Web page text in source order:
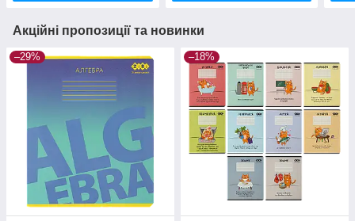
Акційні пропозиції та новинки
–29% –18%